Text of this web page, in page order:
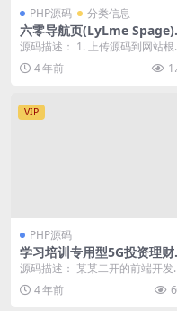
PHP源码 分类信息
六零导航页(LyLme Spage)
码 分类导航网站源码
源码描述： 1. 上传源码到网站根
录解压 2. 访问http://域名/ins...
4 年前
VIP
PHP源码
学习培训专用型5G投资理财
品H5网站源码带独家代理二
前端开发
源码描述： 某某二开的前端开发
各大网站沒有一样的，物品如图所
示，百易君看过下，...
4 年前